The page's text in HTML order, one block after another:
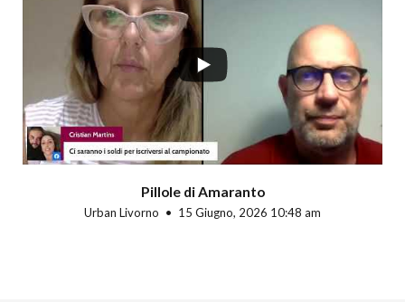
Pillole di Amaranto
Urban Livorno 15 Giugno, 2026 10:48 am